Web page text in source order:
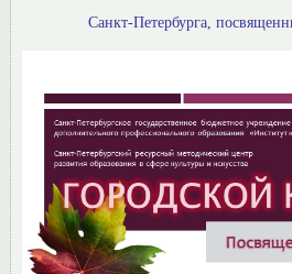
Санкт-Петербурга,